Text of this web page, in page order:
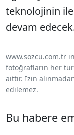
teknolojinin
devam edecek.
www.sozcu.com.tr
fotoğrafların her
aittir. İzin
edilemez.
Bu habere